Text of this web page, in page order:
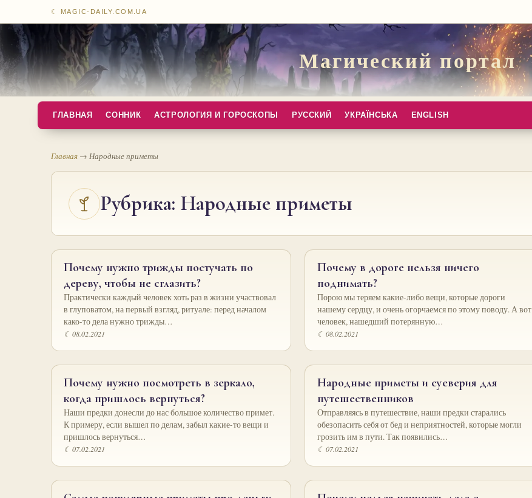
☾ MAGIC-DAILY.COM.UA
Магический портал
ГЛАВНАЯ СОННИК АСТРОЛОГИЯ И ГОРОСКОПЫ РУССКИЙ УКРАЇНСЬКА ENGLISH
Главная → Народные приметы
Рубрика: Народные приметы
Почему нужно трижды постучать по
дереву, чтобы не сглазить?
Практически каждый человек хоть раз в жизни участвовал
в глуповатом, на первый взгляд, ритуале: перед началом
како-то дела нужно трижды…
☾ 08.02.2021
Почему в дороге нельзя ничего
поднимать?
Порою мы теряем какие-либо вещи, которые дороги
нашему сердцу, и очень огорчаемся по этому поводу. А вот
человек, нашедший потерянную…
☾ 08.02.2021
Почему нужно посмотреть в зеркало,
когда пришлось вернуться?
Наши предки донесли до нас большое количество примет.
К примеру, если вышел по делам, забыл какие-то вещи и
пришлось вернуться…
☾ 07.02.2021
Народные приметы и суеверия для
путешественников
Отправляясь в путешествие, наши предки старались
обезопасить себя от бед и неприятностей, которые могли
грозить им в пути. Так появились…
☾ 07.02.2021